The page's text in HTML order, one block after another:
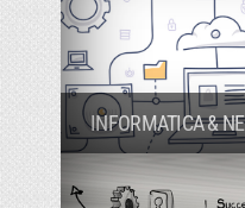
INFORMATICA &